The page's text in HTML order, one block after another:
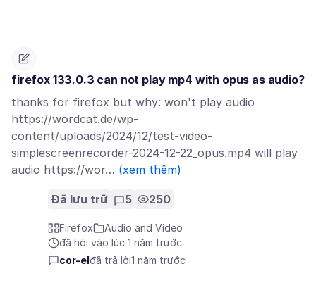
firefox 133.0.3 can not play mp4 with opus as audio?
thanks for firefox but why: won't play audio
https://wordcat.de/wp-
content/uploads/2024/12/test-video-
simplescreenrecorder-2024-12-22_opus.mp4 will play
audio https://wor… (xem thêm)
Đã lưu trữ 5 250
Firefox
Audio and Video
đã hỏi vào lúc 1 năm trước
cor-el đã trả lời1 năm trước